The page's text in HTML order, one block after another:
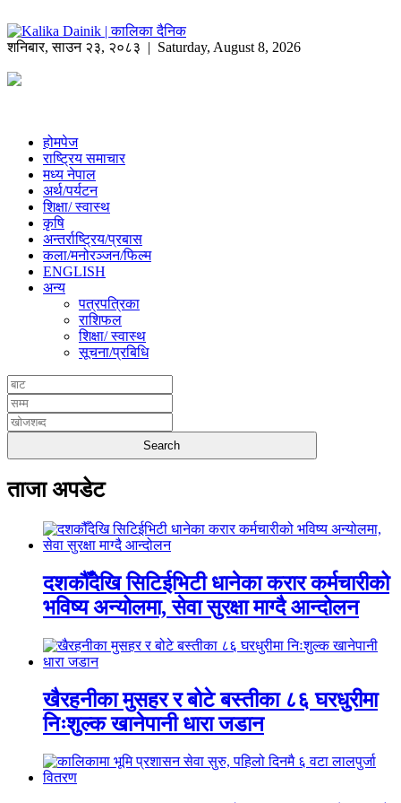
शनिबार,साउन २३, २०८३ | Saturday, August 8, 2026
होमपेज
राष्ट्रिय समाचार
मध्य नेपाल
अर्थ/पर्यटन
शिक्षा/ स्वास्थ
कृषि
अन्तर्राष्ट्रिय/प्रबास
कला/मनोरञ्जन/फिल्म
ENGLISH
अन्य
पत्रपत्रिका
राशिफल
शिक्षा/ स्वास्थ
सूचना/प्रबिधि
ताजा अपडेट
दशकौँदेखि सिटिईभिटी धानेका करार कर्मचारीको
भविष्य अन्योलमा, सेवा सुरक्षा माग्दै आन्दोलन
खैरहनीका मुसहर र बोटे बस्तीका ८६ घरधुरीमा
निःशुल्क खानेपानी धारा जडान